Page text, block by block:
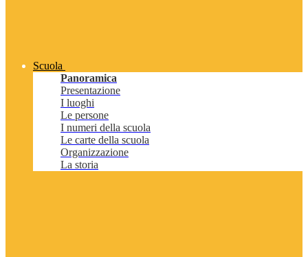
Scuola
Panoramica
Presentazione
I luoghi
Le persone
I numeri della scuola
Le carte della scuola
Organizzazione
La storia